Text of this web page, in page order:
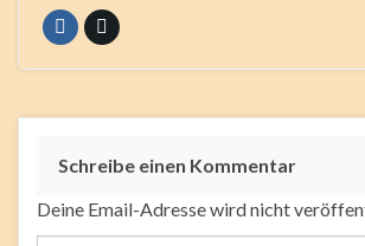
Schreibe einen Kommentar
Deine Email-Adresse wird nicht